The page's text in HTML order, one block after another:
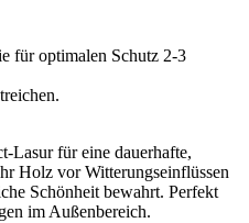
für optimalen Schutz 2-3
Lasur für eine dauerhafte,
Holz vor Witterungseinflüssen
Schönheit bewahrt. Perfekt
im Außenbereich.